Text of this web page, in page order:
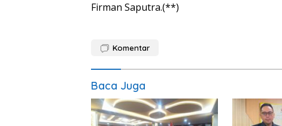
Firman Saputra.(**)
Komentar
Baca Juga